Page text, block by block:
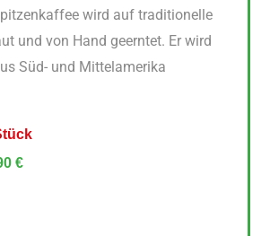
wird auf traditionelle
und von Hand geerntet. Er wird
Süd- und Mittelamerika
€